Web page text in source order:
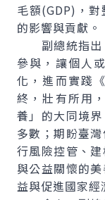
毛額(GDP)，
的影響與貢獻。
副總統指出
參與，讓個人
化，進而實踐
終，壯有所用
養」的大同境
多數；期盼臺
行風險控管、
與公益關懷的
益與促進國家經